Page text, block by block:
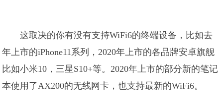
这取决的你有没有支持WiFi6的终端设备，比如去
年上市的iPhone11系列，2020年上市的各品牌安卓旗舰
比如小米10，三星S10+等。2020年上市的部分新的笔记
本使用了AX200的无线网卡，也支持最新的WiFi6。